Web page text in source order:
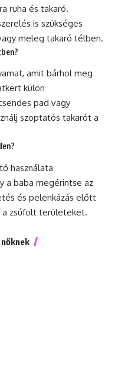
ruha és takaró.
is szükséges
meleg takaró télben.
amit bárhol meg
külön
pad vagy
szoptatós takarót a
használata
a baba megérintse az
és pelenkázás előtt
a zsúfolt területeket.